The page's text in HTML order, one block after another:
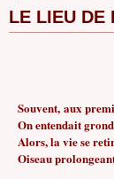
LE LIEU DE
Souvent, aux
On entendait
Alors, la vie se
Oiseau